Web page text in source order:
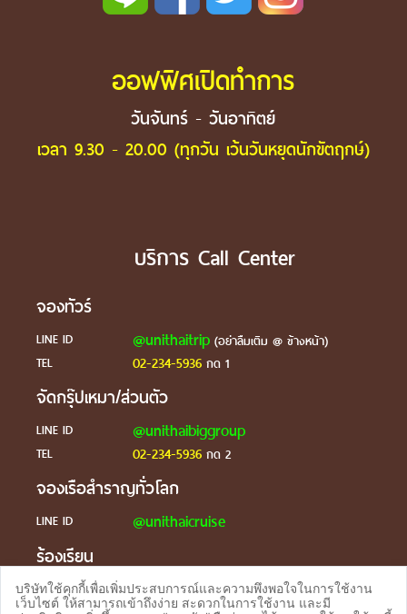
ออฟฟิศเปิดทำการ
วันจันทร์ - วันอาทิตย์
เวลา 9.30 - 20.00 (ทุกวัน เว้นวันหยุดนักขัตฤกษ์)
บริการ Call Center
จองทัวร์
LINE ID @unithaitrip(อย่าลืมเติม @ ข้างหน้า)
TEL
02-234-5936กด 1
จัดกรุ๊ปเหมา/ส่วนตัว
LINE ID @unithaibiggroup
TEL 02-234-5936กด 2
จองเรือสำราญทั่วโลก
LINE ID @unithaicruise
ร้องเรียน
LINE ID @unithaicare
บริษัทใช้คุกกี้เพื่อเพิ่มประสบการณ์และความพึงพอใจในการใช้งาน
เว็บไซต์ ให้สามารถเข้าถึงง่าย สะดวกในการใช้งาน และมี